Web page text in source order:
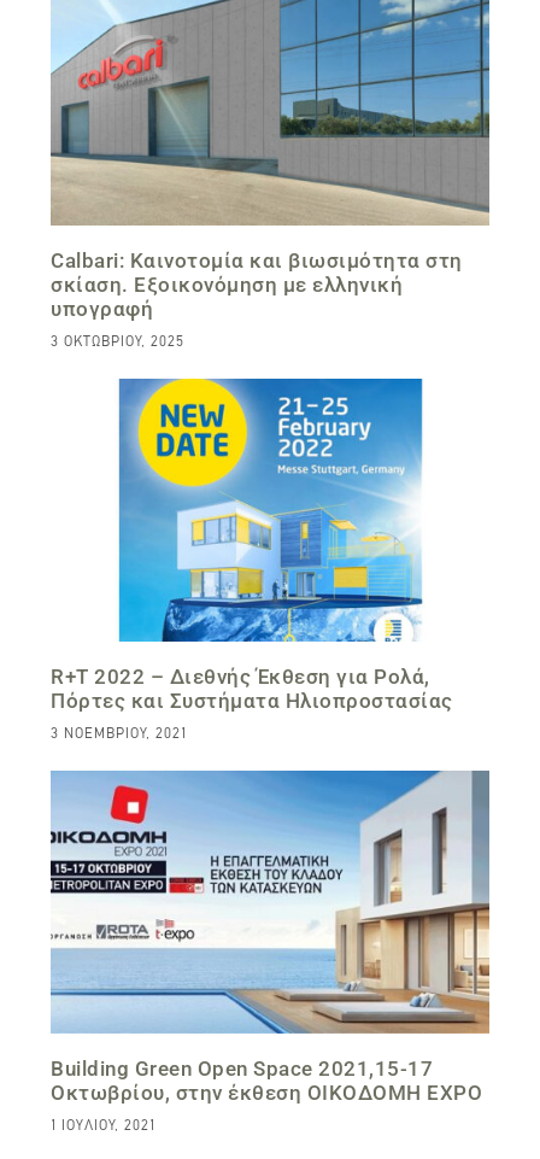
Calbari: Καινοτομία και βιωσιμότητα στη
σκίαση. Εξοικονόμηση με ελληνική
υπογραφή
3 ΟΚΤΩΒΡΊΟΥ, 2025
R+T 2022 – Διεθνής Έκθεση για Ρολά,
Πόρτες και Συστήματα Ηλιοπροστασίας
3 ΝΟΕΜΒΡΊΟΥ, 2021
Building Green Open Space 2021,15-17
Οκτωβρίου, στην έκθεση ΟΙΚΟΔΟΜΗ EXPO
1 ΙΟΥΛΊΟΥ, 2021